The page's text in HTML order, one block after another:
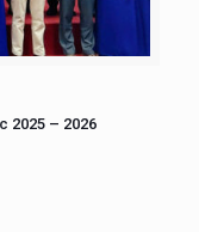
2025 – 2026